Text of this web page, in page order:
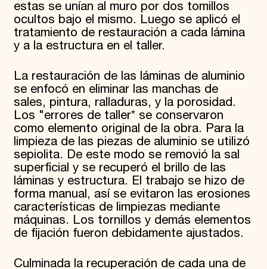
estas se unían al muro por dos tomillos
ocultos bajo el mismo. Luego se aplicó el
tratamiento de restauración a cada lámina
y a la estructura en el taller.
La restauración de las láminas de aluminio
se enfocó en eliminar las manchas de
sales, pintura, ralladuras, y la porosidad.
Los "errores de taller* se conservaron
como elemento original de la obra. Para la
limpieza de las piezas de aluminio se utilizó
sepiolita. De este modo se removió la sal
superficial y se recuperó el brillo de las
láminas y estructura. El trabajo se hizo de
forma manual, así se evitaron las erosiones
características de limpiezas mediante
máquinas. Los tornillos y demás elementos
de fijación fueron debidamente ajustados.
Culminada la recuperación de cada una de